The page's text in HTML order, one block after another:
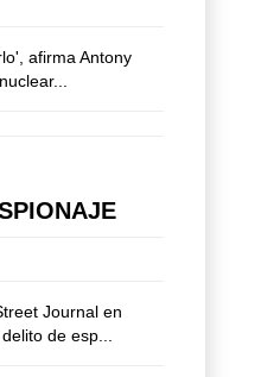
afirma Antony
Journal en
de esp...